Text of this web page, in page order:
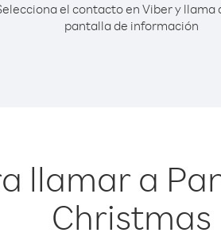
el contacto en Viber y llama
pantalla de información
llamar a
Christmas